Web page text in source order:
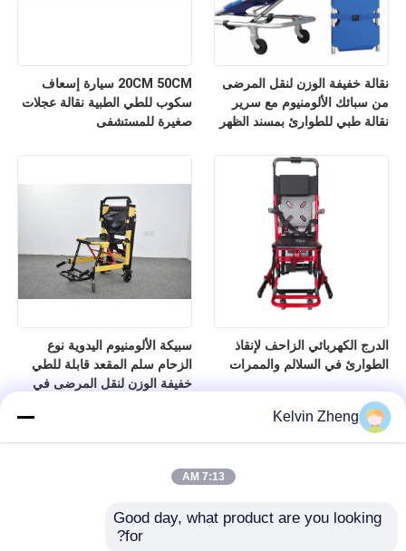
20CM 50CM سيارة إسعاف
سكوب للطي الطبية نقالة عجلات
صغيرة للمستشفى
نقالة خفيفة الوزن لنقل المرضى
من سبائك الألومنيوم مع سرير
نقالة طبي للطوارئ بمسند الظهر
سبيكة الألومنيوم اليدوية نوع
الزحام سلم المقعد قابلة للطي
خفيفة الوزن لنقل المرضى في
الدرج الكهربائي الزاحف لإنقاذ
الطوارئ في السلالم والممرات
Kelvin Zheng
7:13 AM
Good day, what product are you looking
for?